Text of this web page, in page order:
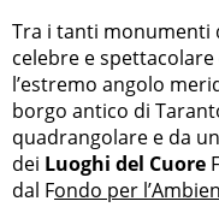
Tra i tanti monumenti
celebre e spettacolare
l’estremo angolo
borgo antico di
quadrangolare e da
dei Luoghi del Cuore
dal Fondo per